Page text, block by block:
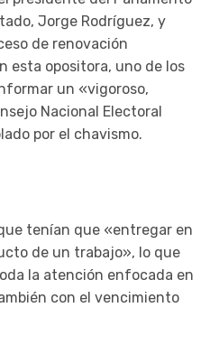
Jorge Rodríguez, y
de renovación
esta opositora, uno de los
un «vigoroso,
Nacional Electoral
por el chavismo.
tenían que «entregar en
de un trabajo», lo que
la atención enfocada en
con el vencimiento